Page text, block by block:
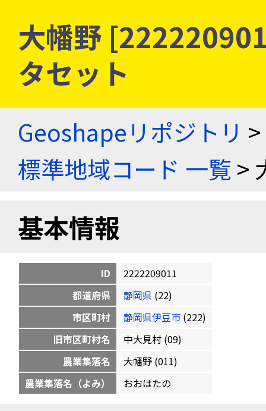
大幡野
タセット
Geoshapeリポジトリ >
標準地域コード 一覧>
基本情報
ID
2222209011
都道府県
静岡県 (22)
市区町村
静岡県伊豆市 (222)
旧市区町村名
中大見村 (09)
農業集落名
大幡野 (011)
農業集落名（よみ）
おおはたの